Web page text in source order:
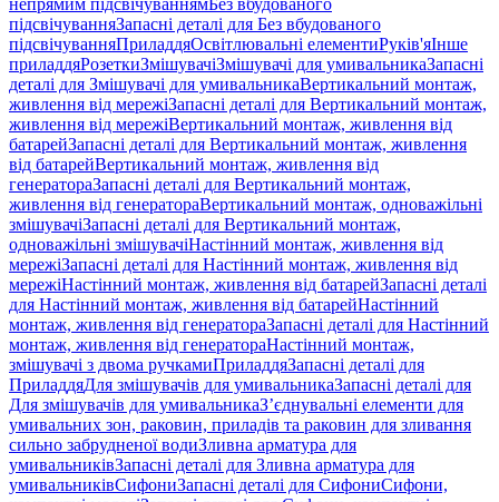
непрямим підсвічуваннямБез вбудованого
підсвічуванняЗапасні деталі для Без вбудованого
підсвічуванняПриладдяОсвітлювальні елементиРуків'яІнше
приладдяРозеткиЗмішувачіЗмішувачі для умивальникаЗапасні
деталі для Змішувачі для умивальникаВертикальний монтаж,
живлення від мережіЗапасні деталі для Вертикальний монтаж,
живлення від мережіВертикальний монтаж, живлення від
батарейЗапасні деталі для Вертикальний монтаж, живлення
від батарейВертикальний монтаж, живлення від
генератораЗапасні деталі для Вертикальний монтаж,
живлення від генератораВертикальний монтаж, одноважільні
змішувачіЗапасні деталі для Вертикальний монтаж,
одноважільні змішувачіНастінний монтаж, живлення від
мережіЗапасні деталі для Настінний монтаж, живлення від
мережіНастінний монтаж, живлення від батарейЗапасні деталі
для Настінний монтаж, живлення від батарейНастінний
монтаж, живлення від генератораЗапасні деталі для Настінний
монтаж, живлення від генератораНастінний монтаж,
змішувачі з двома ручкамиПриладдяЗапасні деталі для
ПриладдяДля змішувачів для умивальникаЗапасні деталі для
Для змішувачів для умивальникаЗ’єднувальні елементи для
умивальних зон, раковин, приладів та раковин для зливання
сильно забрудненої водиЗливна арматура для
умивальниківЗапасні деталі для Зливна арматура для
умивальниківСифониЗапасні деталі для СифониСифони,